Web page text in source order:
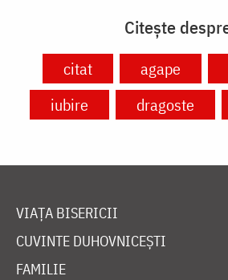
Citește
citat agape
iubire
dragoste
VIAȚA BISERICII
CUVINTE DUHOVNICEȘTI
FAMILIE